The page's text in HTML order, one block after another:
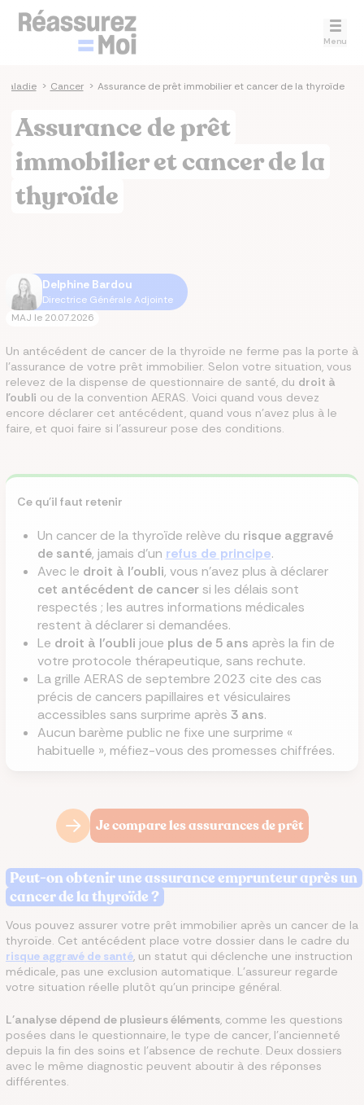
Menu
Maladie > Cancer > Assurance de prêt immobilier et cancer de la thyroïde
Assurance de prêt
immobilier et cancer de la
thyroïde
Delphine Bardou
Directrice Générale Adjointe
MAJ le 20.07.2026
Un antécédent de cancer de la thyroïde ne ferme pas la porte à
l'assurance de votre prêt immobilier. Selon votre situation, vous
relevez de la dispense de questionnaire de santé, du droit à
l'oubli ou de la convention AERAS. Voici quand vous devez
encore déclarer cet antécédent, quand vous n'avez plus à le
faire, et quoi faire si l'assureur pose des conditions.
Ce qu'il faut retenir
Un cancer de la thyroïde relève du risque aggravé
de santé, jamais d'un refus de principe.
Avec le droit à l'oubli, vous n'avez plus à déclarer
cet antécédent de cancersi les délais sont
respectés ; les autres informations médicales
restent à déclarer si demandées.
Le droit à l'oubli joue plus de 5 ans après la fin de
votre protocole thérapeutique, sans rechute.
La grille AERAS de septembre 2023 cite des cas
précis de cancers papillaires et vésiculaires
accessibles sans surprime après 3 ans.
Aucun barème public ne fixe une surprime «
habituelle », méfiez-vous des promesses chiffrées.
Je compare les assurances de prêt
Peut-on obtenir une assurance emprunteur après un
cancer de la thyroïde ?
Vous pouvez assurer votre prêt immobilier après un cancer de la
thyroïde. Cet antécédent place votre dossier dans le cadre du
risque aggravé de santé, un statut qui déclenche une instruction
médicale, pas une exclusion automatique. L'assureur regarde
votre situation réelle plutôt qu'un principe général.
L'analyse dépend de plusieurs éléments, comme les questions
posées dans le questionnaire, le type de cancer, l'ancienneté
depuis la fin des soins et l'absence de rechute. Deux dossiers
avec le même diagnostic peuvent aboutir à des réponses
différentes.